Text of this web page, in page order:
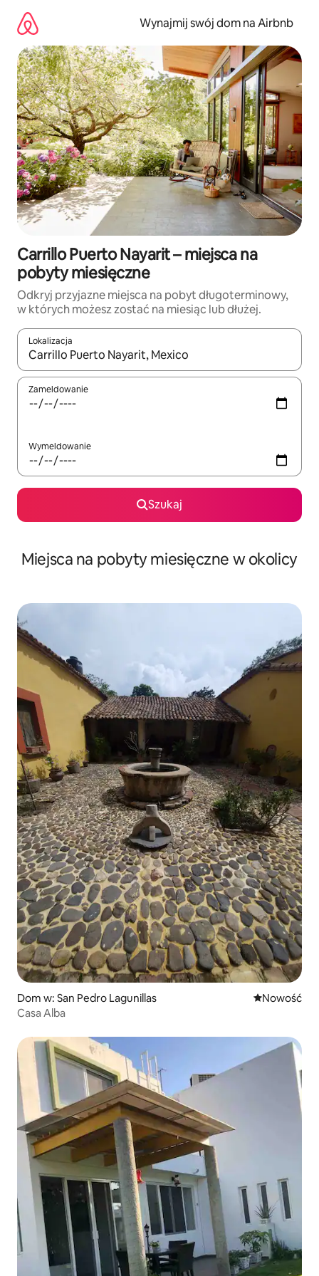
treści
Wynajmij swój dom na Airbnb
Carrillo Puerto Nayarit – miejsca na
pobyty miesięczne
Odkryj przyjazne miejsca na pobyt długoterminowy,
w których możesz zostać na miesiąc lub dłużej.
Lokalizacja
Gdy wyniki będą dostępne, możesz poruszać się po nich za
Zameldowanie
Wymeldowanie
Szukaj
Miejsca na pobyty miesięczne w okolicy
Dom w: San Pedro Lagunillas Nowe
Nowość
Casa Alba